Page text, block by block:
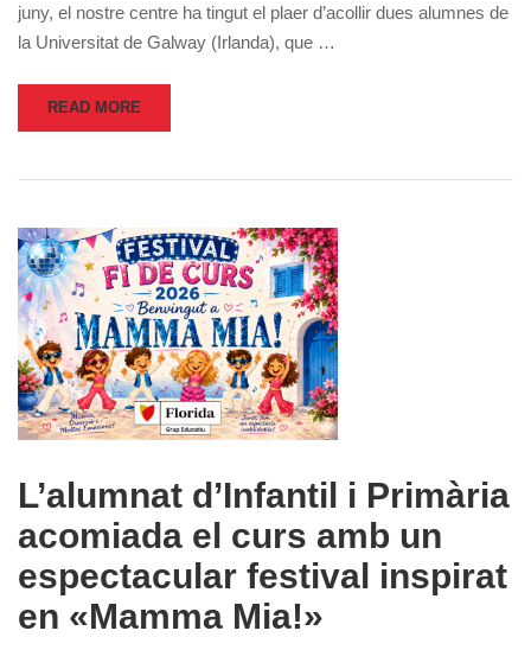
juny, el nostre centre ha tingut el plaer d’acollir dues alumnes de
la Universitat de Galway (Irlanda), que …
READ MORE
L’alumnat d’Infantil i Primària
acomiada el curs amb un
espectacular festival inspirat
en «Mamma Mia!»